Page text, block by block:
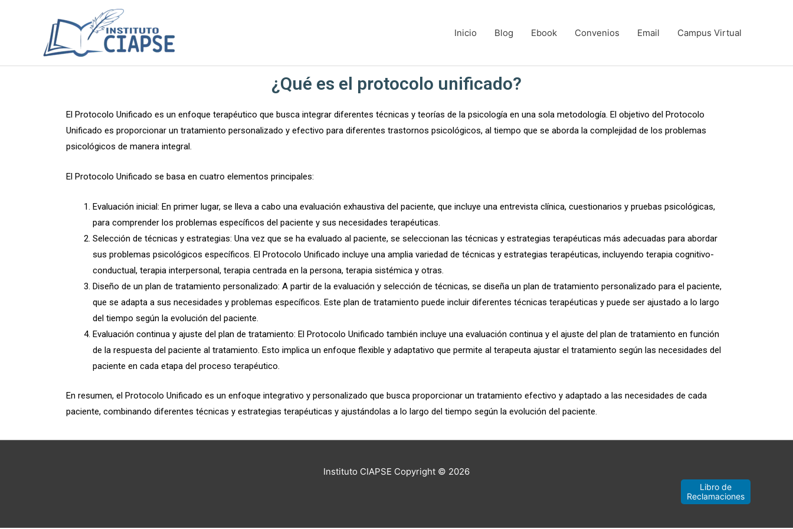
Inicio Blog Ebook Convenios Email Campus Virtual
¿Qué es el protocolo unificado?
El Protocolo Unificado es un enfoque terapéutico que busca integrar diferentes técnicas y teorías de la psicología en una sola metodología. El objetivo del Protocolo
Unificado es proporcionar un tratamiento personalizado y efectivo para diferentes trastornos psicológicos, al tiempo que se aborda la complejidad de los problemas
psicológicos de manera integral.
El Protocolo Unificado se basa en cuatro elementos principales:
Evaluación inicial: En primer lugar, se lleva a cabo una evaluación exhaustiva del paciente, que incluye una entrevista clínica, cuestionarios y pruebas psicológicas,
para comprender los problemas específicos del paciente y sus necesidades terapéuticas.
Selección de técnicas y estrategias: Una vez que se ha evaluado al paciente, se seleccionan las técnicas y estrategias terapéuticas más adecuadas para abordar
sus problemas psicológicos específicos. El Protocolo Unificado incluye una amplia variedad de técnicas y estrategias terapéuticas, incluyendo terapia cognitivo-
conductual, terapia interpersonal, terapia centrada en la persona, terapia sistémica y otras.
Diseño de un plan de tratamiento personalizado: A partir de la evaluación y selección de técnicas, se diseña un plan de tratamiento personalizado para el paciente,
que se adapta a sus necesidades y problemas específicos. Este plan de tratamiento puede incluir diferentes técnicas terapéuticas y puede ser ajustado a lo largo
del tiempo según la evolución del paciente.
Evaluación continua y ajuste del plan de tratamiento: El Protocolo Unificado también incluye una evaluación continua y el ajuste del plan de tratamiento en función
de la respuesta del paciente al tratamiento. Esto implica un enfoque flexible y adaptativo que permite al terapeuta ajustar el tratamiento según las necesidades del
paciente en cada etapa del proceso terapéutico.
En resumen, el Protocolo Unificado es un enfoque integrativo y personalizado que busca proporcionar un tratamiento efectivo y adaptado a las necesidades de cada
paciente, combinando diferentes técnicas y estrategias terapéuticas y ajustándolas a lo largo del tiempo según la evolución del paciente.
Instituto CIAPSE Copyright © 2026
Libro de
Reclamaciones